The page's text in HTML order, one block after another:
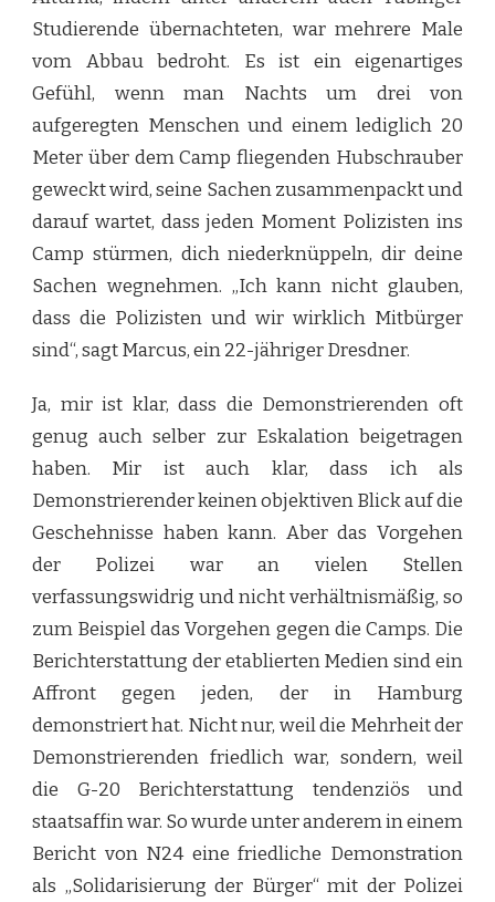
Studierende übernachteten, war mehrere Male
vom Abbau bedroht. Es ist ein eigenartiges
Gefühl, wenn man Nachts um drei von
aufgeregten Menschen und einem lediglich 20
Meter über dem Camp fliegenden Hubschrauber
geweckt wird, seine Sachen zusammenpackt und
darauf wartet, dass jeden Moment Polizisten ins
Camp stürmen, dich niederknüppeln, dir deine
Sachen wegnehmen. „Ich kann nicht glauben,
dass die Polizisten und wir wirklich Mitbürger
sind“, sagt Marcus, ein 22-jähriger Dresdner.
Ja, mir ist klar, dass die Demonstrierenden oft
genug auch selber zur Eskalation beigetragen
haben. Mir ist auch klar, dass ich als
Demonstrierender keinen objektiven Blick auf die
Geschehnisse haben kann. Aber das Vorgehen
der Polizei war an vielen Stellen
verfassungswidrig und nicht verhältnismäßig, so
zum Beispiel das Vorgehen gegen die Camps. Die
Berichterstattung der etablierten Medien sind ein
Affront gegen jeden, der in Hamburg
demonstriert hat. Nicht nur, weil die Mehrheit der
Demonstrierenden friedlich war, sondern, weil
die G-20 Berichterstattung tendenziös und
staatsaffin war. So wurde unter anderem in einem
Bericht von N24 eine friedliche Demonstration
als „Solidarisierung der Bürger“ mit der Polizei